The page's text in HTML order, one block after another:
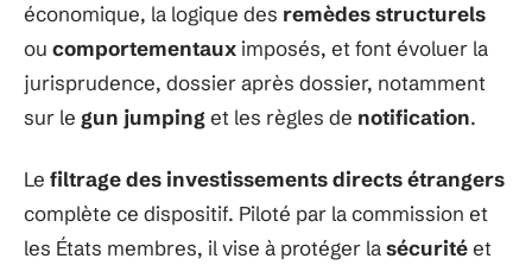
économique, la logique des remèdes structurels
ou comportementaux imposés, et font évoluer la
jurisprudence, dossier après dossier, notamment
sur le gun jumping et les règles de notification.
Le filtrage des investissements directs étrangers
complète ce dispositif. Piloté par la commission et
les États membres, il vise à protéger lasécuritéet